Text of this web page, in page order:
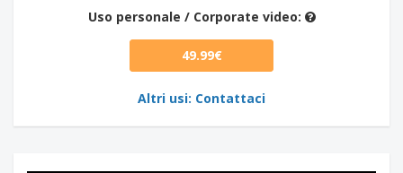
Uso personale / Corporate video:
49.99€
Altri usi: Contattaci